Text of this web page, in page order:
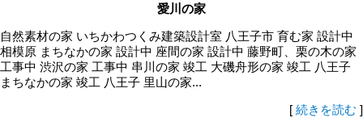
愛川の家
自然素材の家 いちかわつくみ建築設計室 八王子市 育む家 設計中
相模原 まちなかの家 設計中 座間の家 設計中 藤野町、栗の木の家
工事中 渋沢の家 工事中 串川の家 竣工 大磯舟形の家 竣工 八王子
まちなかの家 竣工 八王子 里山の家...
[ 続きを読む ]